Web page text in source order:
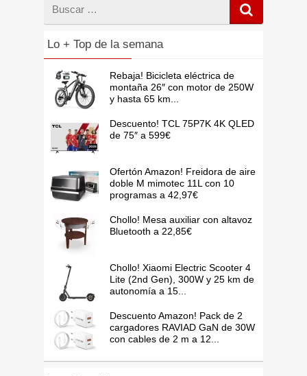
por
Lo + Top de la semana
Rebaja! Bicicleta eléctrica de
montaña 26″ con motor de 250W
y hasta 65 km...
Descuento! TCL 75P7K 4K QLED
de 75″ a 599€
Ofertón Amazon! Freidora de aire
doble M mimotec 11L con 10
programas a 42,97€
Chollo! Mesa auxiliar con altavoz
Bluetooth a 22,85€
Chollo! Xiaomi Electric Scooter 4
Lite (2nd Gen), 300W y 25 km de
autonomía a 15...
Descuento Amazon! Pack de 2
cargadores RAVIAD GaN de 30W
con cables de 2 m a 12...